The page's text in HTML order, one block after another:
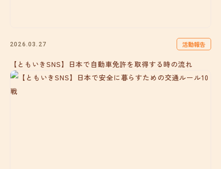
2026.03.27 活動報告
【ともいきSNS】日本で自動車免許を取得する時の流れ